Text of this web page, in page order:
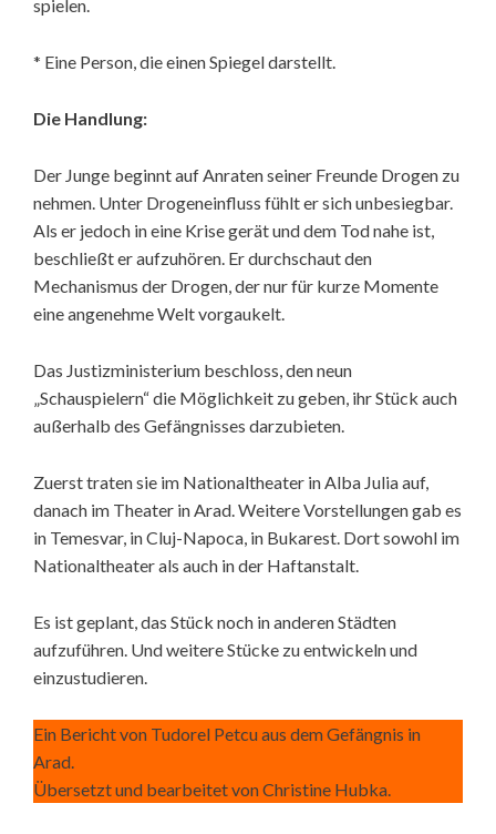
spielen.
* Eine Person, die einen Spiegel darstellt.
Die Handlung:
Der Junge beginnt auf Anraten seiner Freunde Drogen zu
nehmen. Unter Drogeneinfluss fühlt er sich unbesiegbar.
Als er jedoch in eine Krise gerät und dem Tod nahe ist,
beschließt er aufzuhören. Er durchschaut den
Mechanismus der Drogen, der nur für kurze Momente
eine angenehme Welt vorgaukelt.
Das Justizministerium beschloss, den neun
„Schauspielern“ die Möglichkeit zu geben, ihr Stück auch
außerhalb des Gefängnisses darzubieten.
Zuerst traten sie im Nationaltheater in Alba Julia auf,
danach im Theater in Arad. Weitere Vorstellungen gab es
in Temesvar, in Cluj-Napoca, in Bukarest. Dort sowohl im
Nationaltheater als auch in der Haftanstalt.
Es ist geplant, das Stück noch in anderen Städten
aufzuführen. Und weitere Stücke zu entwickeln und
einzustudieren.
Ein Bericht von Tudorel Petcu aus dem Gefängnis in
Arad.
Übersetzt und bearbeitet von Christine Hubka.